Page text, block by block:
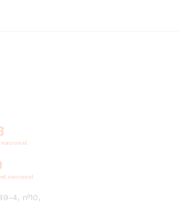
nacional
nacional
4, nº10,